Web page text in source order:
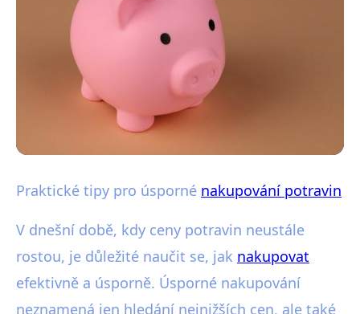
Strategie pro chytré nakupování
Efektivně a Ušetřit Peníze: 10
Tipů
Praktické tipy pro úsporné nakupování potravin
V dnešní době, kdy ceny potravin neustále
rostou, je důležité naučit se, jak nakupovat
efektivně a úsporně. Úsporné nakupování
neznamená jen hledání nejnižších cen, ale také